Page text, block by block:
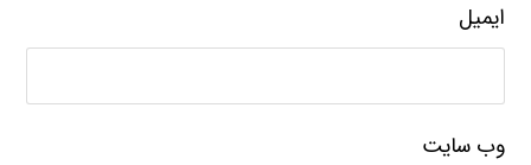
ایمیل
وب‌ سایت